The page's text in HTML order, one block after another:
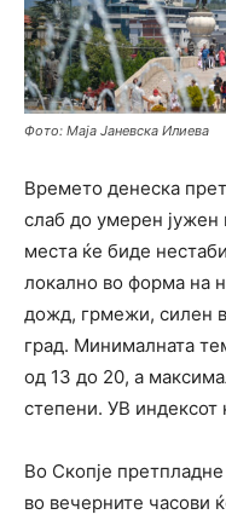
Фото: Маја Јаневска Илиева
Времето денеска
слаб до умерен
места ќе биде
локално во форма на
дожд, грмежи, силен
град. Минималната
од 13 до 20, а
степени. УВ индексот
Во Скопје
во вечерните часови